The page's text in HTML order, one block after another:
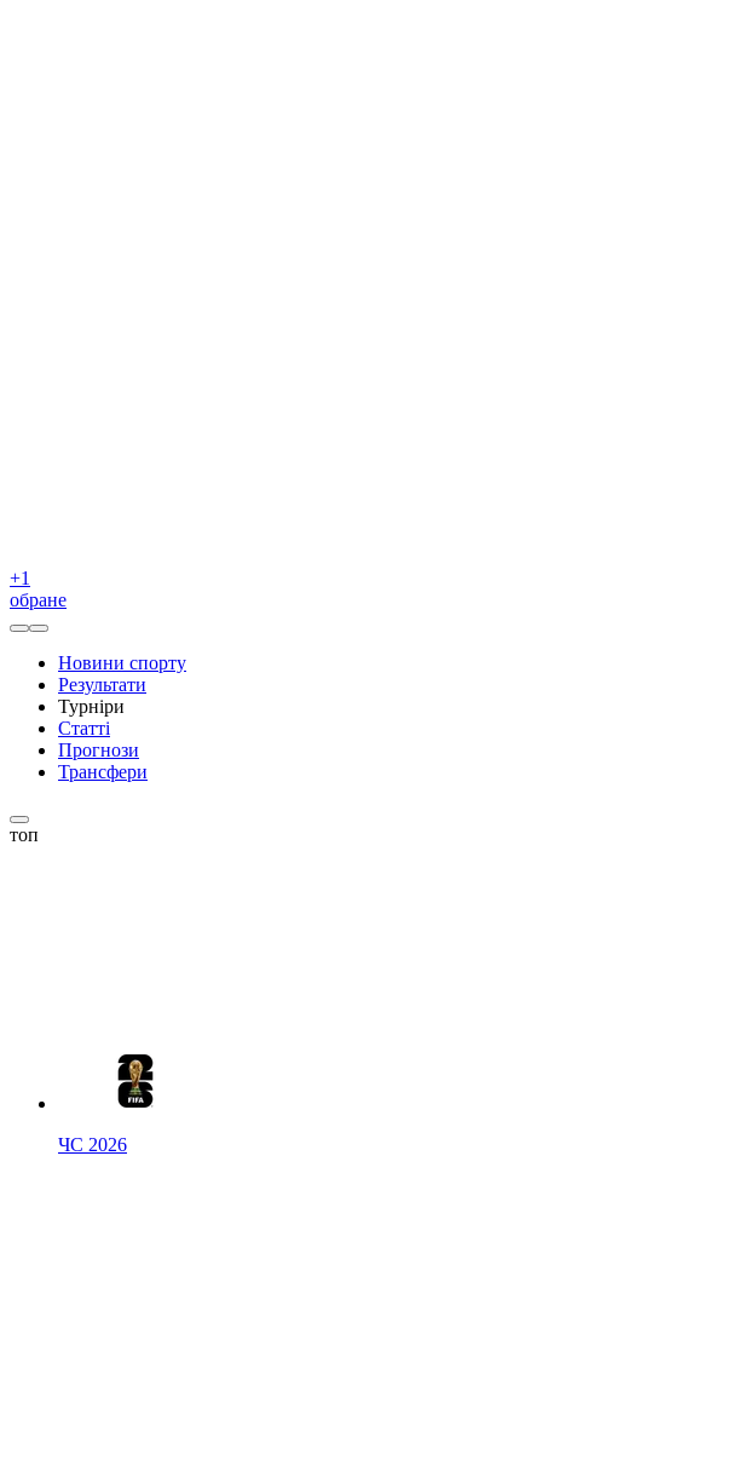
+1
обране
Новини спорту
Результати
Турніри
Статті
Прогнози
Трансфери
топ
ЧС 2026